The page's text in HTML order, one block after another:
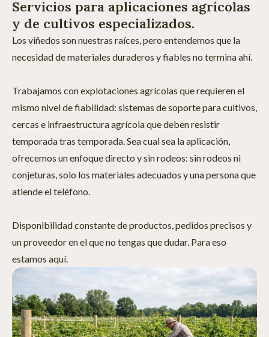
Servicios para aplicaciones agrícolas
y de cultivos especializados.
Los viñedos son nuestras raíces, pero entendemos que la
necesidad de materiales duraderos y fiables no termina ahí.
Trabajamos con explotaciones agrícolas que requieren el
mismo nivel de fiabilidad: sistemas de soporte para cultivos,
cercas e infraestructura agrícola que deben resistir
temporada tras temporada. Sea cual sea la aplicación,
ofrecemos un enfoque directo y sin rodeos: sin rodeos ni
conjeturas, solo los materiales adecuados y una persona que
atiende el teléfono.
Disponibilidad constante de productos, pedidos precisos y
un proveedor en el que no tengas que dudar. Para eso
estamos aquí.